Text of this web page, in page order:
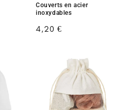
Couverts en acier
inoxydables
Prix
4,20 €